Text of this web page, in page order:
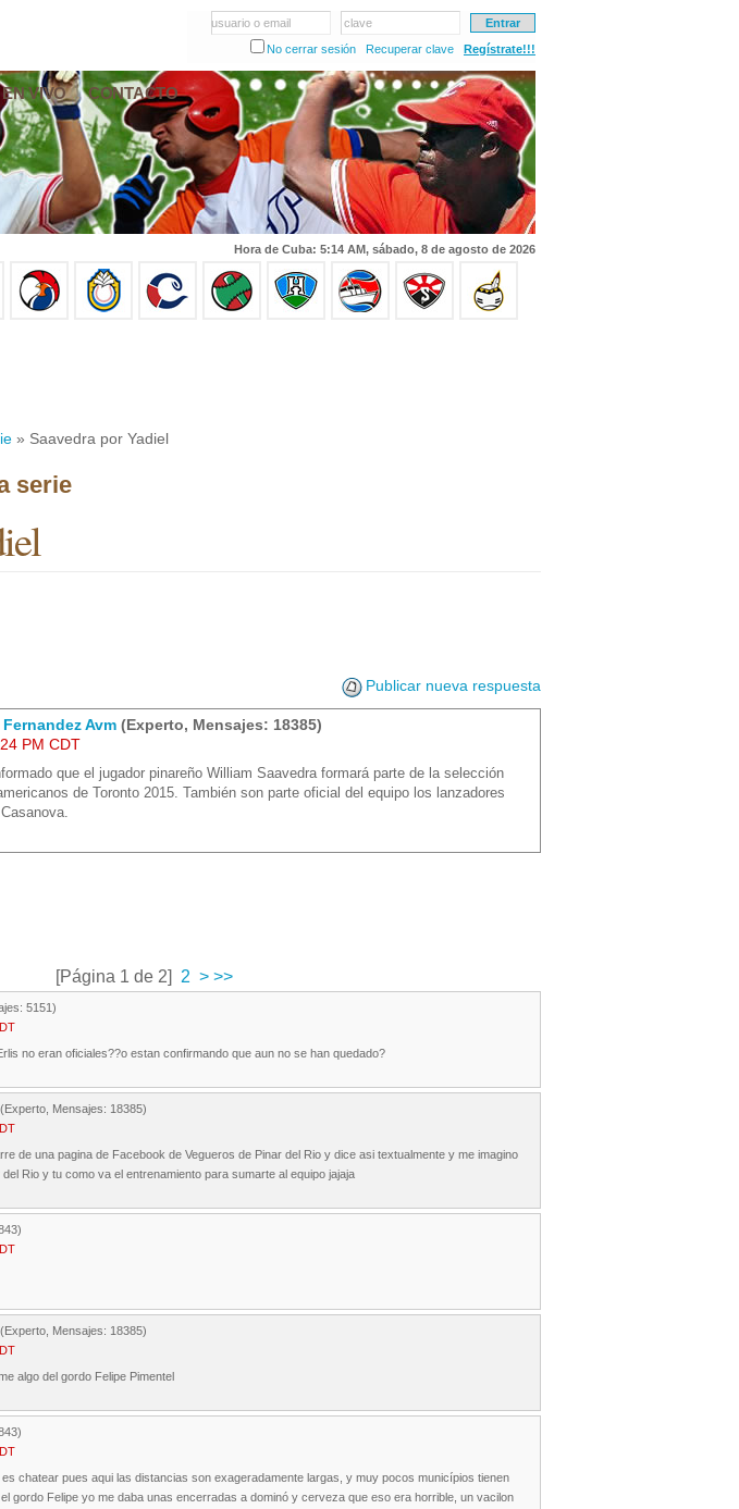
usuario o email
clave
No cerrar sesión
Recuperar clave Regístrate!!!
EN VIVO CONTACTO
Hora de Cuba: 5:14 AM, sábado, 8 de agosto de 2026
» Saavedra por Yadiel
serie
Publicar nueva respuesta
Avm (Experto, Mensajes: 18385)
PM CDT
que el jugador pinareño William Saavedra formará parte de la selección
de Toronto 2015. También son parte oficial del equipo los lanzadores
[Página 1 de 2] 2 >>>
5151)
no eran oficiales??o estan confirmando que aun no se han quedado?
(Experto, Mensajes: 18385)
de una pagina de Facebook de Vegueros de Pinar del Rio y dice asi textualmente y me imagino
Rio y tu como va el entrenamiento para sumarte al equipo jajaja
(Experto, Mensajes: 18385)
algo del gordo Felipe Pimentel
chatear pues aqui las distancias son exageradamente largas, y muy pocos municípios tienen
gordo Felipe yo me daba unas encerradas a dominó y cerveza que eso era horrible, un vacilon